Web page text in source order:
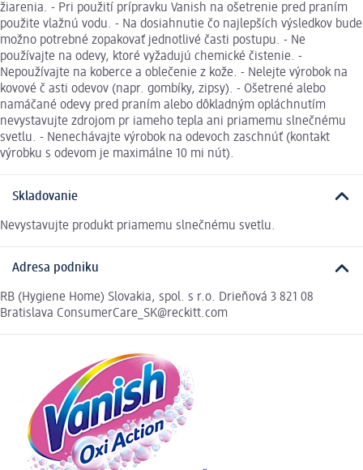
žiarenia. - Pri použití prípravku Vanish na ošetrenie pred praním
použite vlažnú vodu. - Na dosiahnutie čo najlepších výsledkov bude
možno potrebné zopakovať jednotlivé časti postupu. - Ne
používajte na odevy, ktoré vyžadujú chemické čistenie. -
Nepoužívajte na koberce a oblečenie z kože. - Nelejte výrobok na
kovové č asti odevov (napr. gombíky, zipsy). - Ošetrené alebo
namáčané odevy pred praním alebo dôkladným opláchnutím
nevystavujte zdrojom pr iameho tepla ani priamemu slnečnému
svetlu. - Nenechávajte výrobok na odevoch zaschnúť (kontakt
výrobku s odevom je maximálne 10 mi nút).
Skladovanie
Nevystavujte produkt priamemu slnečnému svetlu.
Adresa podniku
RB (Hygiene Home) Slovakia, spol. s r.o. Drieňová 3 821 08
Bratislava ConsumerCare_SK@reckitt.com